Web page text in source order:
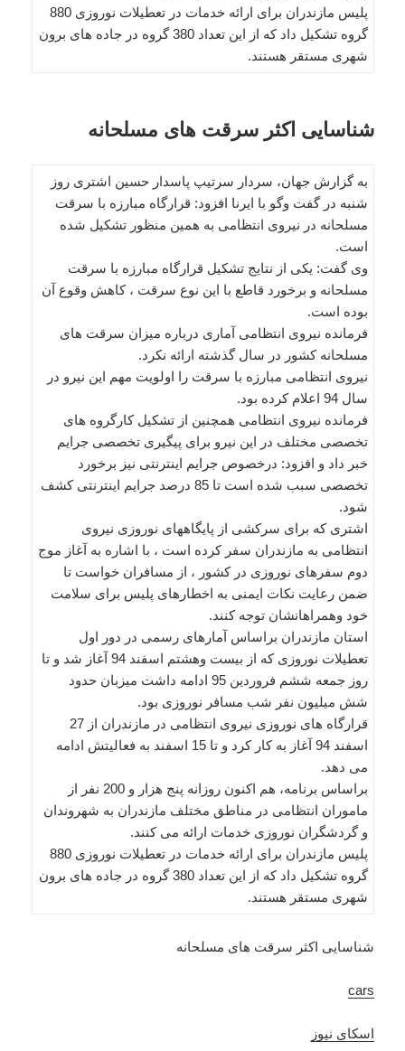
پلیس مازندران برای ارائه خدمات در تعطیلات نوروزی 880
گروه تشکیل داد که از این تعداد 380 گروه در جاده های برون
شهری مستقر هستند.
شناسایی اکثر سرقت های مسلحانه
به گزارش جهان، سردار سرتیپ پاسدار حسین اشتری روز
شنبه در گفت وگو با ایرنا افزود: قرارگاه مبارزه با سرقت
مسلحانه در نیروی انتظامی به همین منظور تشکیل شده
است.
وی گفت: یکی از نتایج تشکیل قرارگاه مبارزه با سرقت
مسلحانه و برخورد قاطع با این نوع سرقت ، کاهش وقوع آن
بوده است.
فرمانده نیروی انتظامی آماری درباره میزان سرقت های
مسلحانه کشور در سال گذشته ارائه نکرد.
نیروی انتظامی مبارزه با سرقت را اولویت مهم این نیرو در
سال 94 اعلام کرده بود.
فرمانده نیروی انتظامی همچنین از تشکیل کارگروه های
تخصصی مختلف در این نیرو برای پیگیری تخصصی جرایم
خبر داد و افزود: درخصوص جرایم اینترنتی نیز برخورد
تخصصی سبب شده است تا 85 درصد جرایم اینترنتی کشف
شود.
اشتری که برای سرکشی از پایگاههای نوروزی نیروی
انتظامی به مازندران سفر کرده است ، با اشاره به آغاز موج
دوم سفرهای نوروزی در کشور ، از مسافران خواست تا
ضمن رعایت نکات ایمنی به اخطارهای پلیس برای سلامت
خود وهمراهانشان توجه کنند.
استان مازندران براساس آمارهای رسمی در دور اول
تعطیلات نوروزی که از بیست وهشتم اسفند 94 آغاز شد و تا
روز جمعه ششم فروردین 95 ادامه داشت میزبان حدود
شش میلیون نفر شب مسافر نوروزی بود.
قرارگاه های نوروزی نیروی انتظامی در مازندران از 27
اسفند 94 آغاز به کار کرد و تا 15 اسفند به فعالیتش ادامه
می دهد.
براساس برنامه، هم اکنون روزانه پنج هزار و 200 نفر از
ماموران انتظامی در مناطق مختلف مازندران به شهروندان
و گردشگران نوروزی خدمات ارائه می کنند.
پلیس مازندران برای ارائه خدمات در تعطیلات نوروزی 880
گروه تشکیل داد که از این تعداد 380 گروه در جاده های برون
شهری مستقر هستند.
شناسایی اکثر سرقت های مسلحانه
cars
اسکای نیوز